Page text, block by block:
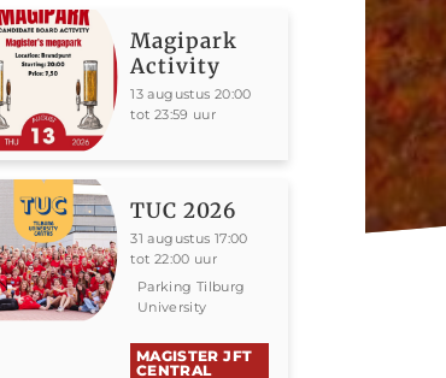
Magipark
Activity
13 augustus 20:00
tot 23:59 uur
TUC 2026
31 augustus 17:00
tot 22:00 uur
Parking Tilburg
University
MAGISTER JFT
CENTRAL